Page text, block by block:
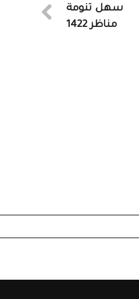
سهل تنومة
مناظر 1422